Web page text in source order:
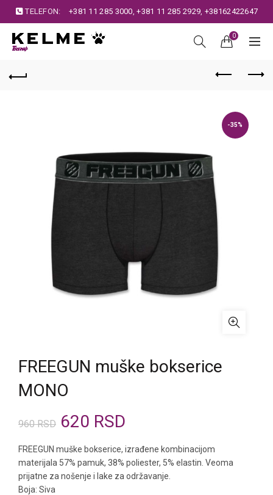
TELEFON: +381 11 285 3000,+381 11 285 2929, +38162422647
0
-35%
FREEGUN muške bokserice
MONO
960RSD Originalna
cena
je
620 RSD
cena
je:
FREEGUN muške bokserice, izrađene kombinacijom
materijala 57% pamuk, 38% poliester, 5% elastin. Veoma
prijatne za nošenje i lake za održavanje.
Boja: Siva